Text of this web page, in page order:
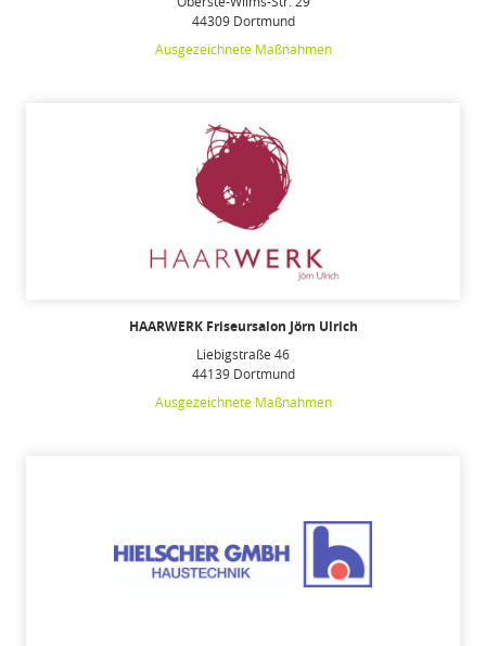
44309 Dortmund
Ausgezeichnete Maßnahmen
HAARWERK Friseursalon Jörn Ulrich
Liebigstraße 46
44139 Dortmund
Ausgezeichnete Maßnahmen